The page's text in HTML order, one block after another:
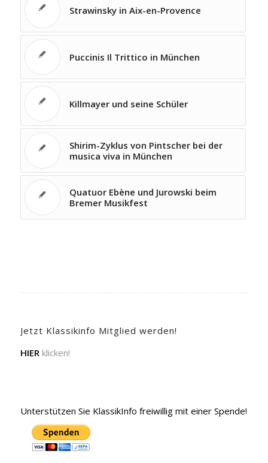
Strawinsky in Aix-en-Provence
Puccinis Il Trittico in München
Killmayer und seine Schüler
Shirim-Zyklus von Pintscher bei der
musica viva in München
Quatuor Ebène und Jurowski beim
Bremer Musikfest
Jetzt Klassikinfo Mitglied werden!
HIER klicken!
Unterstützen Sie KlassikInfo freiwillig mit einer Spende!